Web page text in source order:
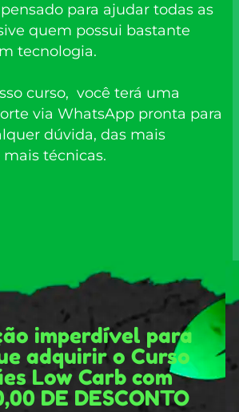
para ajudar todas as
quem possui bastante
tecnologia.
curso, você terá uma
via WhatsApp pronta para
dúvida, das mais
técnicas.
imperdível para
adquirir o Curso
Low Carb com
DE DESCONTO